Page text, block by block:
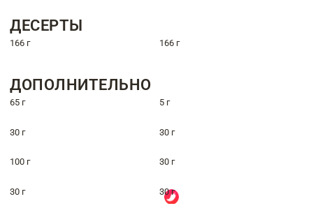
ДЕСЕРТЫ
166 г 166 г
ДОПОЛНИТЕЛЬНО
65 г 5 г
30 г 30 г
100 г 30 г
30 г 30 г